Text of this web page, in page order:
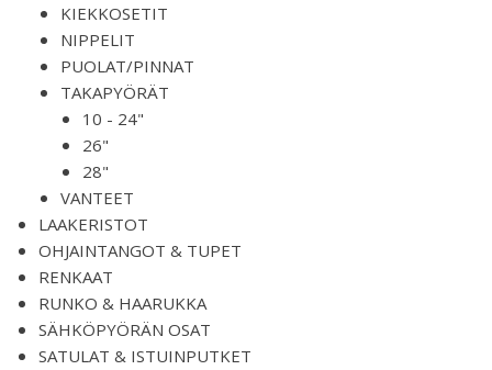
KIEKKOSETIT
NIPPELIT
PUOLAT/PINNAT
TAKAPYÖRÄT
10 - 24"
26"
28"
VANTEET
LAAKERISTOT
OHJAINTANGOT & TUPET
RENKAAT
RUNKO & HAARUKKA
SÄHKÖPYÖRÄN OSAT
SATULAT & ISTUINPUTKET